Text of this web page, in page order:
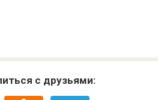
с друзьями: